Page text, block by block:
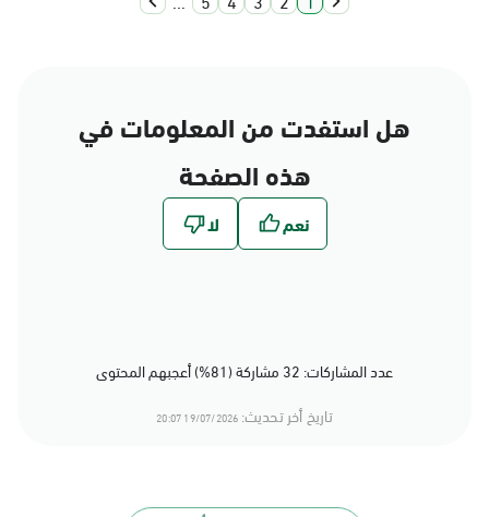
هل استفدت من المعلومات في
هذه الصفحة
عدد المشاركات: 32 مشاركة (81%) أعجبهم المحتوى
تاريخ أخر تحديث: 19/07/2026 20:07